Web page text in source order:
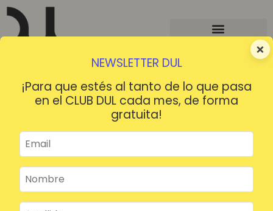
×
NEWSLETTER DUL
¡Para que estés al tanto de lo que pasa
en el CLUB DUL cada mes, de forma
gratuita!
¡HOLA!